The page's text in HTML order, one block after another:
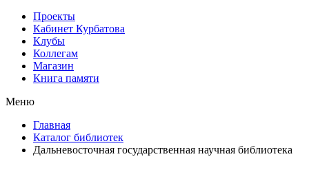
Проекты
Кабинет Курбатова
Клубы
Коллегам
Магазин
Книга памяти
Меню
Главная
Каталог библиотек
Дальневосточная государственная научная библиотека